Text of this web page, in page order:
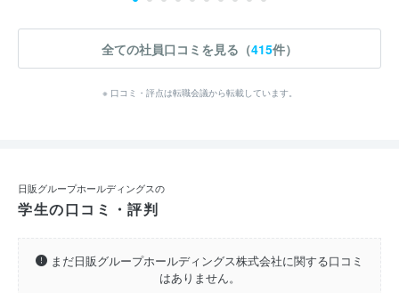
全ての社員口コミを見る（415件）
※ 口コミ・評点は転職会議から転載しています。
日販グループホールディングスの
学生の口コミ・評判
まだ日販グループホールディングス株式会社に関する口コミ
はありません。